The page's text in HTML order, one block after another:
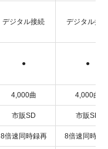
デジタル接続 デジタル接続
● ●
4,000曲 4,000曲
市販SD 市販SD
8倍速同時録再 8倍速同時録